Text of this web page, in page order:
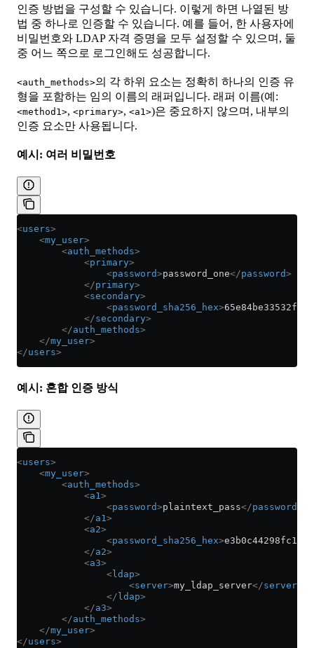
인증 방법을 구성할 수 있습니다. 이렇게 하면 나열된 방
법 중 하나로 인증할 수 있습니다. 예를 들어, 한 사용자에
비밀번호와 LDAP 자격 증명을 모두 설정할 수 있으며, 둘
중 어느 쪽으로 로그인해도 성공합니다.
<auth_methods>의 각 하위 요소는 정확히 하나의 인증 유
형을 포함하는 임의 이름의 래퍼입니다. 래퍼 이름(예:
<method1>, <primary>, <a1>)은 중요하지 않으며, 내부의
인증 요소만 사용됩니다.
예시: 여러 비밀번호
<users>
    <
my_user>
        <
auth_methods>
            <
primary>
                <
password>password_one</password>
            </
primary>
            <
secondary>
                <
password_sha256_hex>
            </
secondary>
        </
auth_methods>
    </
my_user>
</users>
예시: 혼합 인증 방식
<users>
    <
my_user>
        <
auth_methods>
            <
a1>
                <
password>plaintext_pass</password
            </
a1>
            <
a2>
                <
password_sha256_hex>
            </
a2>
            <
a3>
                <
ldap>
                    <
server>my_ldap_server</server
                </
ldap>
            </
a3>
        </
auth_methods>
    </
my_user>
</users>